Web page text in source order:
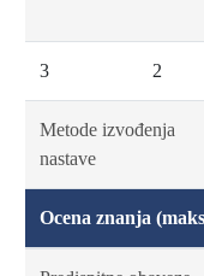
3 2
Metode izvođenja
nastave
Ocena znanja